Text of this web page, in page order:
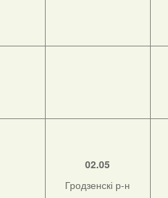
02.05
Гродзенскі р-н